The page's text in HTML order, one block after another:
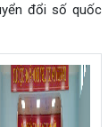
đổi số quốc